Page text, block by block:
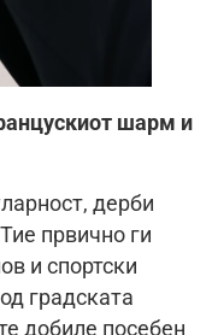
шарм и
дерби
првично ги
и спортски
градската
добиле посебен